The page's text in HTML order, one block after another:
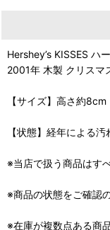
Hershey’s KISSES ハ
2001年 木製 クリスマ
【サイズ】高さ約8cm
【状態】経年による汚
※当店で扱う商品はす
※商品の状態をご確認
※在庫が複数点ある商